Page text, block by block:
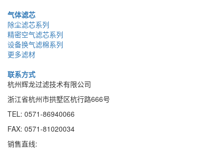
气体滤芯
除尘滤芯系列
精密空气滤芯系列
设备换气滤棉系列
更多滤材
联系方式
杭州辉龙过滤技术有限公司
浙江省杭州市拱墅区杭行路666号
TEL: 0571-86940066
FAX: 0571-81020034
销售直线: